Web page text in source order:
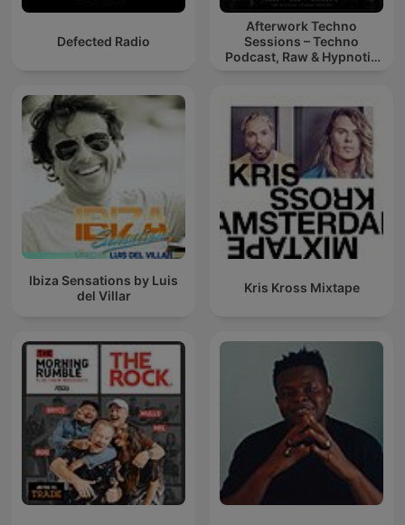
Defected Radio
Afterwork Techno
Sessions – Techno
Podcast, Raw & Hypnotic
Ibiza Sensations by Luis
del Villar
Kris Kross Mixtape